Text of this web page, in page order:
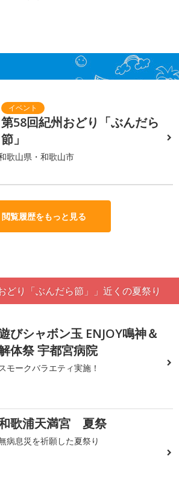
第58回紀州おどり「ぶんだら
節」
歌山県・和歌山市
閲覧履歴をもっと見る
どり「ぶんだら節」」近くの夏祭り
びシャボン玉 ENJOY鳴神＆
体祭 宇都宮病院
モークバラエティ実施！
歌浦天満宮 夏祭
病息災を祈願した夏祭り